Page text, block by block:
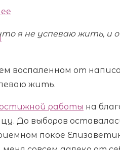
я не успеваю жить,
воспаленном от
жить.
работы на
До выборов
покое